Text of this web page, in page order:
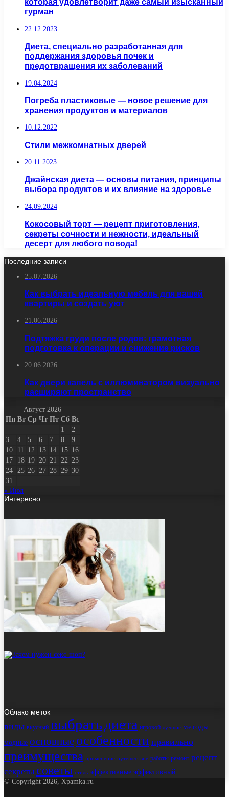
гурман
22.12.2023
Диета, специально разработанная для
поддержания здоровья почек и
предотвращения их заболеваний
19.04.2024
Погреба пластиковые — новое решение для
хранения продуктов и материалов
10.12.2022
Стили межкомнатных дверей
20.11.2023
Джайнская диета — основы питания, принципы
выбора продуктов и их влияние на здоровье
24.09.2024
Кокосовый торт — рецепт приготовления,
секреты сочности и нежности, идеальный
десерт для любого повода!
Последние записи
25.07.2026
Как выбрать идеальную мебель для вашей
квартиры и создать уют
21.06.2026
Подтяжка груди после родов: грамотная
подготовка к операции и снижение рисков
20.06.2026
Как двери капель с иллюминатором визуально
расширяют пространство
Август 2026
Пн Вт Ср Чт Пт Сб Вс
1
2
3
4 5 6 7 8
9
10
11 12 13 14 15 16
17
18 19 20 21 22 23
24
25 26 27 28 29 30
31
« Июл
Интересно
Облако меток
виды вкусный выбратьдиета игровой лучшие методы
модные основные особенности правильно
преимущества применение путешествие работы ремонт рецепт
секреты советы стиль эффективные эффективный
© Copyright 2026, Xpamka.ru